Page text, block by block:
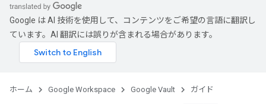
Google は AI 技術を使用して、コンテンツをご希望の言語に翻訳し
ています。AI 翻訳には誤りが含まれる場合があります。
ホーム Google Workspace Google Vault ガイド